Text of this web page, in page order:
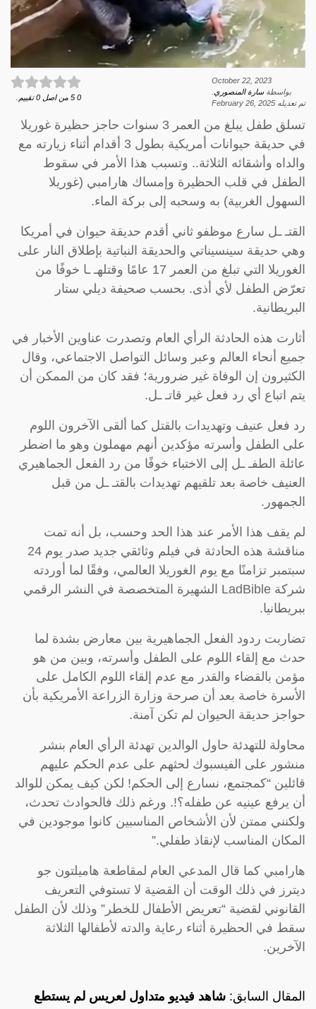
October 22, 2023
بواسطةسارة المنصوري
تم تعديله February 26, 2025
0
5 من اصل 0 تقييم.
تسلق طفل يبلغ من العمر 3 سنوات حاجز حظيرة غوريلا
في حديقة حيوانات أمريكية بطول 3 أقدام أثناء زيارته مع
والداه وأشقائه الثلاثة.. وتسبب هذا الأمر في سقوط
الطفل في قلب الحظيرة وإمساك هارامبي (غوريلا
السهول الغربية) به وسحبه إلى بركة الماء.
القتـ ـل سارع موظفو ثاني أقدم حديقة حيوان في أمريكا
وهي حديقة سينسيناتي والحديقة النباتية بإطلاق النار على
الغوريلا التي تبلغ من العمر 17 عامًا وقتلهـ ـا خوفًا من
تعرّض الطفل لأي أذى. بحسب صحيفة ديلي ستار
البريطانية.
أثارت هذه الحادثة الرأي العام وتصدرت عناوين الأخبار في
جميع أنحاء العالم وعبر وسائل التواصل الاجتماعي، وقال
الكثيرون إن الوفاة غير ضرورية؛ فقد كان من الممكن أن
يتم اتباع أي رد فعل غير قاتـ ـل.
رد فعل عنيف وتهديدات بالقتل كما ألقى الآخرون اللوم
على الطفل وأسرته مؤكدين أنهم مهملون وهو ما اضطر
عائلة الطفـ ـل إلى الاختباء خوفًا من رد الفعل الجماهيري
العنيف خاصة بعد تلقيهم تهديدات بالقتـ ـل من قبل
الجمهور.
لم يقف هذا الأمر عند هذا الحد وحسب، بل أنه تمت
مناقشة هذه الحادثة في فيلم وثائقي جديد صدر يوم 24
سبتمبر تزامنًا مع يوم الغوريلا العالمي، وفقًا لما أوردته
شركة LadBible الشهيرة المتخصصة في النشر الرقمي
ببريطانيا.
تضاربت ردود الفعل الجماهيرية بين معارض بشدة لما
حدث مع إلقاء اللوم على الطفل وأسرته، وبين من هو
مؤمن بالقضاء والقدر مع عدم إلقاء اللوم الكامل على
الأسرة خاصة بعد أن صرحة وزارة الزراعة الأمريكية بأن
حواجز حديقة الحيوان لم تكن آمنة.
محاولة للتهدئة حاول الوالدين تهدئة الرأي العام بنشر
منشور على الفيسبوك لحثهم على عدم الحكم عليهم
قائلين “كمجتمع، نسارع إلى الحكم! لكن كيف يمكن للوالد
أن يرفع عينيه عن طفله؟!. ورغم ذلك فالحوادث تحدث،
ولكنني ممتن لأن الأشخاص المناسبين كانوا موجودين في
المكان المناسب لإنقاذ طفلي.”
هارامبي كما قال المدعي العام لمقاطعة هاميلتون جو
ديترز في ذلك الوقت أن القضية لا تستوفي التعريف
القانوني لقضية “تعريض الأطفال للخطر” وذلك لأن الطفل
سقط في الحظيرة أثناء رعاية والدته لأطفالها الثلاثة
الآخرين.
المقال السابق: شاهد فيديو متداول لعريس لم يستطع